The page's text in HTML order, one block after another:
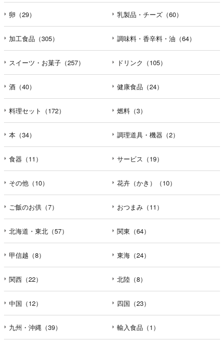
卵（29） 乳製品・チーズ（60）
加工食品（305） 調味料・香辛料・油（64）
スイーツ・お菓子（257） ドリンク（105）
酒（40） 健康食品（24）
料理セット（172） 燃料（3）
本（34） 調理道具・機器（2）
食器（11） サービス（19）
その他（10） 花卉（かき）（10）
ご飯のお供（7） おつまみ（11）
北海道・東北（57） 関東（64）
甲信越（8） 東海（24）
関西（22） 北陸（8）
中国（12） 四国（23）
九州・沖縄（39） 輸入食品（1）